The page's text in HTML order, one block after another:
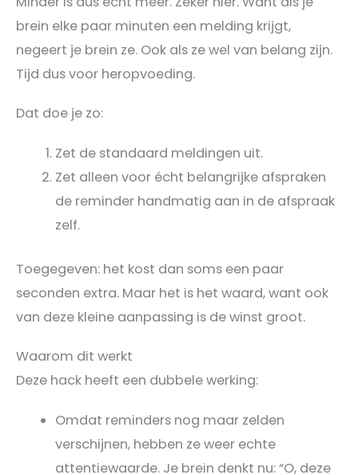
brein elke paar minuten een melding krijgt,
negeert je brein ze. Ook als ze wel van belang zijn.
Tijd dus voor heropvoeding.
Dat doe je zo:
Zet de standaard meldingen uit.
Zet alleen voor écht belangrijke afspraken
de reminder handmatig aan in de afspraak
zelf.
Toegegeven: het kost dan soms een paar
seconden extra. Maar het is het waard, want ook
van deze kleine aanpassing is de winst groot.
Waarom dit werkt
Deze hack heeft een dubbele werking:
Omdat reminders nog maar zelden
verschijnen, hebben ze weer echte
attentiewaarde. Je brein denkt nu: “O, deze